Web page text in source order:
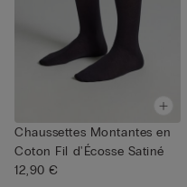
Chaussettes Montantes en
Coton Fil d'Écosse Satiné
12,90 €